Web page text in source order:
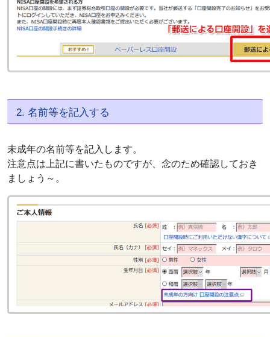
2. 名前等を記入する
未成年の名前等を記入します。
注意点は上記に書いたものですが、念のため確認しておき
ましょう～。